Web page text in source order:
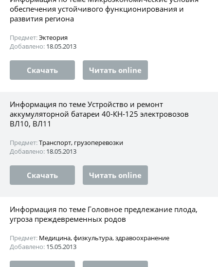
обеспечения устойчивого функционирования и
развития региона
Предмет:Эктеория
Добавлено: 18.05.2013
Скачать Читать online
Информация по теме Устройство и ремонт
аккумуляторной батареи 40-КН-125 электровозов
ВЛ10, ВЛ11
Предмет:Транспорт, грузоперевозки
Добавлено: 18.05.2013
Скачать Читать online
Информация по теме Головное предлежание плода,
угроза преждевременных родов
Предмет: Медицина, физкультура, здравоохранение
Добавлено: 15.05.2013